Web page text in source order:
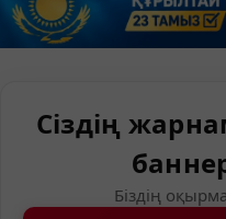
Сіздің
Біздің